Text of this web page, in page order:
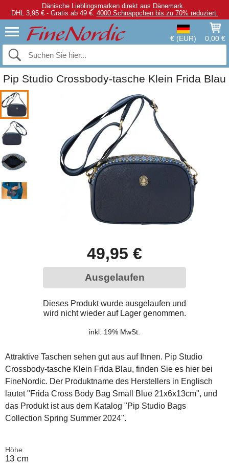
Dänische Lieblingsmarken direkt aus Dänemark.
DHL 3,95 € - Gratis ab 49 €. 4000 Schnäppchen bis zu 70% reduziert.
€ (EUR) 0,00 €
Pip Studio Crossbody-tasche Klein Frida Blau
49,95 €
Ausgelaufen
Dieses Produkt wurde ausgelaufen und
wird nicht wieder auf Lager genommen.
inkl. 19% MwSt.
Attraktive Taschen sehen gut aus auf Ihnen. Pip Studio
Crossbody-tasche Klein Frida Blau, finden Sie es hier bei
FineNordic. Der Produktname des Herstellers in Englisch
lautet "Frida Cross Body Bag Small Blue 21x6x13cm", und
das Produkt ist aus dem Katalog "Pip Studio Bags
Collection Spring Summer 2024".
Höhe
13 cm